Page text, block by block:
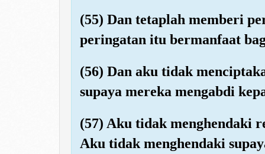
(55) Dan tetaplah memberi
peringatan itu bermanfaat
(56) Dan aku tidak
supaya mereka mengabdi
(57) Aku tidak menghendaki
Aku tidak menghendaki